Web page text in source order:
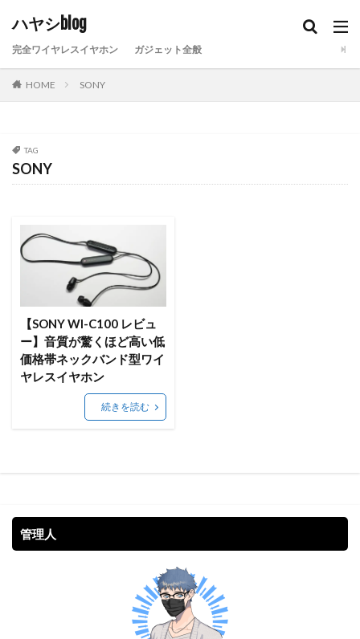
ハヤシblog
完全ワイヤレスイヤホン ガジェット全般
HOME SONY
TAG
SONY
【SONY WI-C100 レビュ
ー】音質が驚くほど高い低
価格帯ネックバンド型ワイ
ヤレスイヤホン
続きを読む
管理人